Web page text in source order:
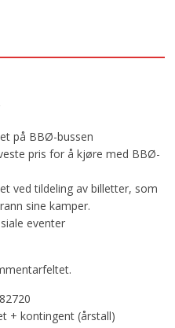
på BBØ-bussen
pris for å kjøre med BBØ-
ved tildeling av billetter, som
sine kamper.
eventer
+ kontingent (årstall)